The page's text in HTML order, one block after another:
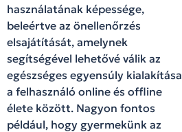
használatának képessége,
beleértve az önellenőrzés
elsajátítását, amelynek
segítségével lehetővé válik az
egészséges egyensúly kialakítása
a felhasználó online és offline
élete között. Nagyon fontos
például, hogy gyermekünk az